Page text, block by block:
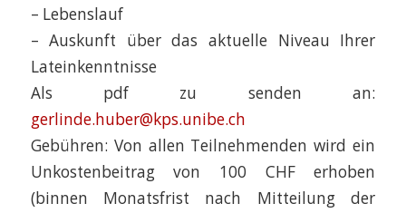
– Lebenslauf
– Auskunft über das aktuelle Niveau Ihrer
Lateinkenntnisse
Als pdf zu senden an:
gerlinde.huber@kps.unibe.ch
Gebühren: Von allen Teilnehmenden wird ein
Unkostenbeitrag von 100 CHF erhoben
(binnen Monatsfrist nach Mitteilung der